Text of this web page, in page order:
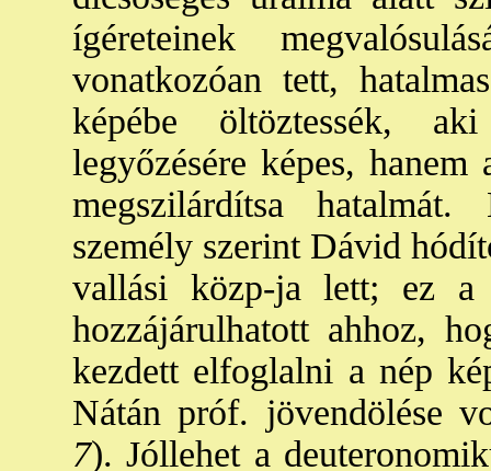
ígéreteinek
vonatkozóan tett,
képébe öltöztessék,
legyőzésére képes,
megszilárdítsa hatalmát.
személy szerint Dávid
vallási közp-ja lett; ez a
hozzájárulhatott ahhoz,
kezdett elfoglalni a nép
Nátán próf. jövendölése
7). Jóllehet a